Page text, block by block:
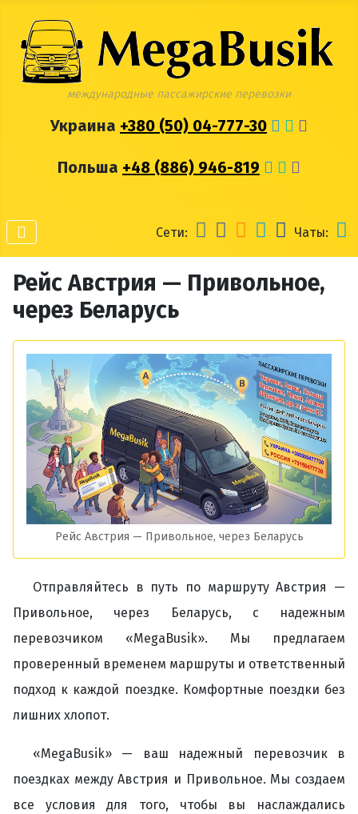
международные пассажирские перевозки
Украина +380 (50) 04-777-30
Польша +48 (886) 946-819
Сети: Чаты:
Рейс Австрия — Привольное,
через Беларусь
Рейс Австрия — Привольное, через Беларусь
Отправляйтесь в путь по маршруту Австрия —
Привольное, через Беларусь, с надежным
перевозчиком «MegaBusik». Мы предлагаем
проверенный временем маршруты и ответственный
подход к каждой поездке. Комфортные поездки без
лишних хлопот.
«MegaBusik» — ваш надежный перевозчик в
поездках между Австрия и Привольное. Мы создаем
все условия для того, чтобы вы наслаждались